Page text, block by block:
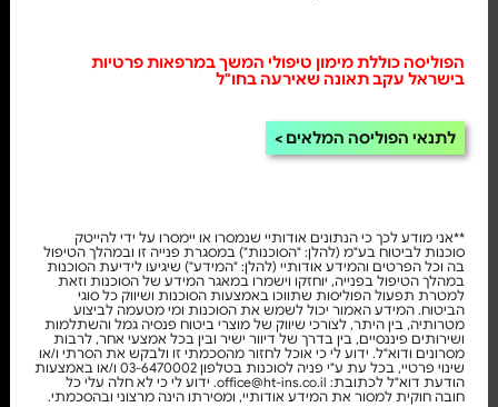
הפוליסה כוללת מימון טיפולי המשך במרפאות פרטיות
בישראל עקב תאונה שאירעה בחו"ל
לתנאי הפוליסה המלאים
**אני מודע לכך כי הנתונים אודותיי שנמסרו או יימסרו על ידי להייטק
סוכנות לביטוח בע"מ (להלן: "הסוכנות") במסגרת פנייה זו ובמהלך הטיפול
בה וכל הפרטים והמידע אודותיי (להלן: "המידע") שיגיעו לידיעת הסוכנות
במהלך הטיפול בפנייה, יוחזקו וישמרו במאגר המידע של הסוכנות וזאת
למטרת תפעול הפוליסות שתווכו באמצעות הסוכנות ושיווק כל סוגי
הביטוח. המידע האמור יכול לשמש את הסוכנות ומי מטעמה לביצוע
מטרותיה, בין היתר, לצורכי שיווק של מוצרי ביטוח פנסיה גמל והשתלמות
ושירותים פיננסיים, בין בדרך של דיוור ישיר ובין בכל אמצעי אחר, לרבות
מסרונים ודוא"ל. ידוע לי כי אוכל לחזור מהסכמתי זו ולבקש את הסרתי ו/או
שינוי פרטיי, בכל עת ע"י פניה לסוכנות בטלפון 03-6470002 ו/או באמצעות
הודעת דוא"ל לכתובת: office@ht-ins.co.il. ידוע לי כי לא חלה עלי כל
חובה חוקית למסור את המידע אודותיי, ומסירתו הינה מרצוני ובהסכמתי.